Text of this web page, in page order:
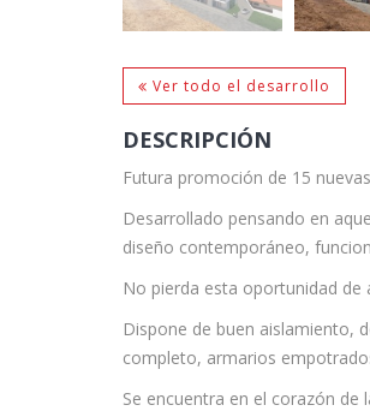
Ver todo el desarrollo
DESCRIPCIÓN
Futura promoción de 15
Desarrollado pensando en
diseño contemporáneo,
No pierda esta oportunidad de
Dispone de buen aislamiento,
completo, armarios
Se encuentra en el corazón